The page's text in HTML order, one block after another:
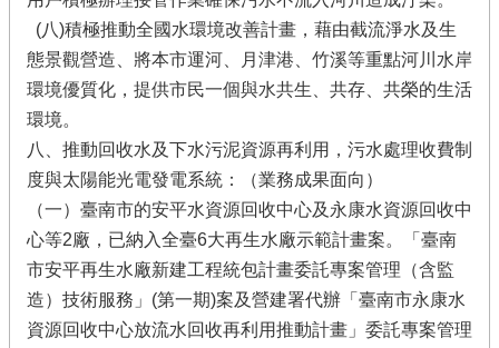
(八)積極推動全國水環境改善計畫，藉由截流淨水及生
態景觀營造、將本市運河、月津港、竹溪等重點河川水岸
環境優質化，提供市民一個與水共生、共存、共榮的生活
環境。
八、推動回收水及下水污泥資源再利用，污水處理收費制
度與太陽能光電發電系統：（業務成果面向）
（一）臺南市的安平水資源回收中心及永康水資源回收中
心等2廠，已納入全臺6大再生水廠示範計畫案。「臺南
市安平再生水廠新建工程統包計畫委託專案管理（含監
造）技術服務」(第一期)案及營建署代辦「臺南市永康水
資源回收中心放流水回收再利用推動計畫」委託專案管理